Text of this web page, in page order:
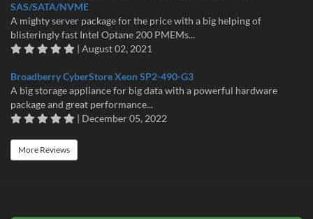
SAS/SATA/NVME
A mighty server package for the price with a big helping of
blisteringly fast Intel Optane 200 PMEMs...
| August 02, 2021
Broadberry CyberStore Xeon SP2-490-G3
A big storage appliance for big data with a powerful hardware
package and great performance...
| December 05, 2022
More Reviews